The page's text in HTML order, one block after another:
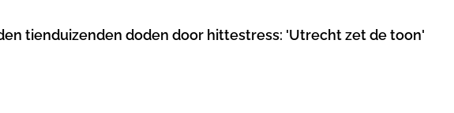
tienduizenden doden door hittestress: 'Utrecht zet de toon'